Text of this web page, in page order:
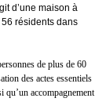
d’une maison à
résidents dans
de plus de 60
des actes essentiels
qu’un accompagnement